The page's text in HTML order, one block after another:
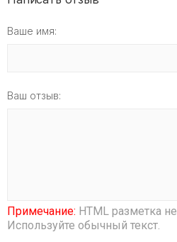
Ваше имя:
Ваш отзыв:
Примечание: HTML разметка
Используйте обычный текст.